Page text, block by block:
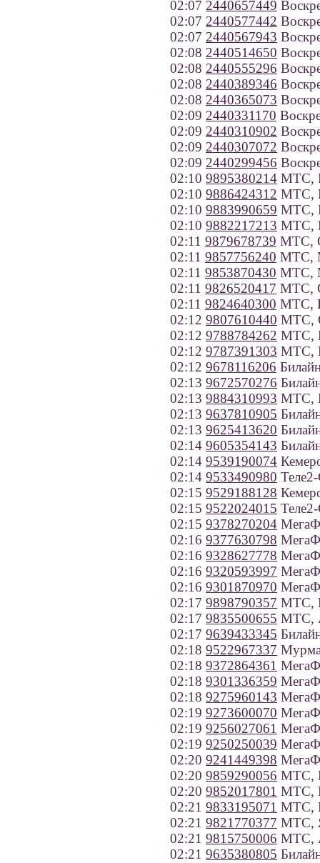
02:07 2440657449
02:07 2440577442
02:07 2440567943
02:08 2440514650
02:08 2440555296
02:08 2440389346
02:08 2440365073
02:09 2440331170
02:09 2440310902
02:09 2440307072
02:09 2440299456
02:10 9895380214 МТС,
02:10 9886424312 МТС,
02:10 9883990659 МТС,
02:10 9882217213 МТС,
02:11 9879678739 МТС,
02:11 9857756240 МТС,
02:11 9853870430 МТС,
02:11 9826520417 МТС,
02:11 9824640300 МТС,
02:12 9807610440 МТС,
02:12 9788784262 МТС,
02:12 9787391303 МТС,
02:12 9678116206
02:13 9672570276
02:13 9884310993 МТС,
02:13 9637810905
02:13 9625413620
02:14 9605354143
02:14 9539190074
02:14 9533490980
02:15 9529188128
02:15 9522024015
02:15 9378270204
02:16 9377630798
02:16 9328627778
02:16 9320593997
02:16 9301870970
02:17 9898790357 МТС,
02:17 9835500655 МТС,
02:17 9639433345
02:18 9522967337
02:18 9372864361
02:18 9301336359
02:18 9275960143
02:19 9273600070
02:19 9256027061
02:19 9250250039
02:20 9241449398
02:20 9859290056 МТС,
02:20 9852017801 МТС,
02:21 9833195071 МТС,
02:21 9821770377 МТС,
02:21 9815750006 МТС,
02:21 9635380805